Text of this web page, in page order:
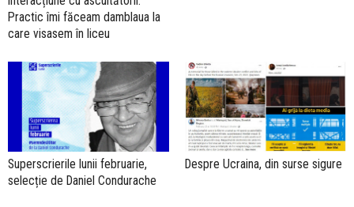
Practic îmi făceam damblaua la
care visasem în liceu
Superscrierile lunii februarie,
selecție de Daniel Condurache
Despre Ucraina, din surse sigure